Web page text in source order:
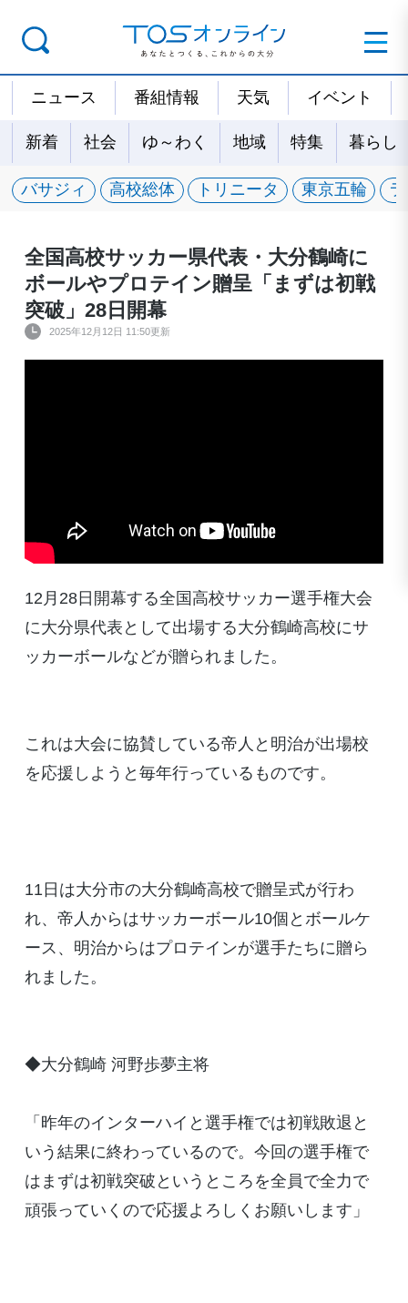
ニュース 番組情報 天気 イベント
新着 社会 ゆ～わく 地域 特集 暮らし
バサジィ 高校総体 トリニータ 東京五輪
全国高校サッカー県代表・大分鶴崎に
ボールやプロテイン贈呈「まずは初戦
突破」28日開幕
2025年12月12日 11:50更新
12月28日開幕する全国高校サッカー選手権大会
に大分県代表として出場する大分鶴崎高校にサ
ッカーボールなどが贈られました。
これは大会に協賛している帝人と明治が出場校
を応援しようと毎年行っているものです。
11日は大分市の大分鶴崎高校で贈呈式が行わ
れ、帝人からはサッカーボール10個とボールケ
ース、明治からはプロテインが選手たちに贈ら
れました。
◆大分鶴崎 河野歩夢主将
「昨年のインターハイと選手権では初戦敗退と
いう結果に終わっているので。今回の選手権で
はまずは初戦突破というところを全員で全力で
頑張っていくので応援よろしくお願いします」